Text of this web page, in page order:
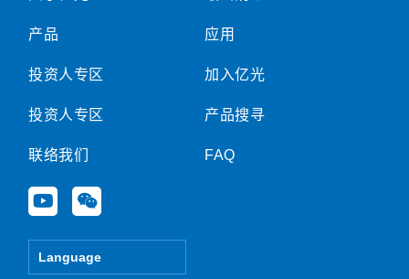
产品
投资人专区
投资人专区
联络我们
Y
o
u
W
e
i
Language
应用
加入亿光
产品搜寻
FAQ